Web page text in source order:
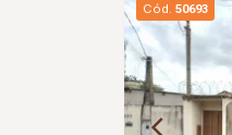
Cód. 50693